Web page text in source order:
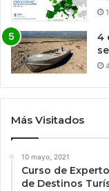
4
Más Visitados
10 mayo, 2021
Curso de
de Destinos